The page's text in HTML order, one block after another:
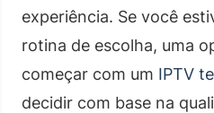
experiência. Se você
rotina de escolha, uma
começar com um IPTV
decidir com base na